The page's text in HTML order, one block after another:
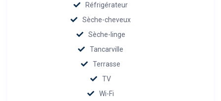
Réfrigérateur
Sèche-cheveux
Sèche-linge
Tancarville
Terrasse
TV
Wi-Fi